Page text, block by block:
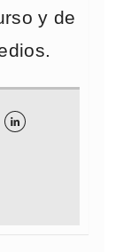
y de
